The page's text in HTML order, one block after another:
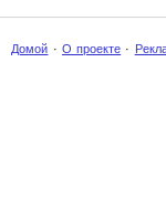
Домой · О проекте ·